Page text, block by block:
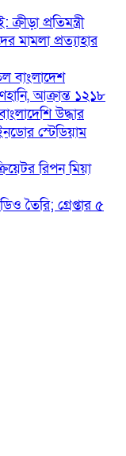
প্রতিমন্ত্রী
মামলা প্রত্যাহার
বাংলাদেশ
আক্রান্ত ১২১৮
উদ্ধার
স্টেডিয়াম
রিপন মিয়া
তৈরি; গ্রেপ্তার ৫